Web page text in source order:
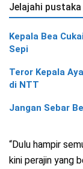
Jelajahi pustaka
Kepala Bea
Sepi
Teror Kepala
di NTT
Jangan Sebar
“Dulu hampir
kini perajin yang